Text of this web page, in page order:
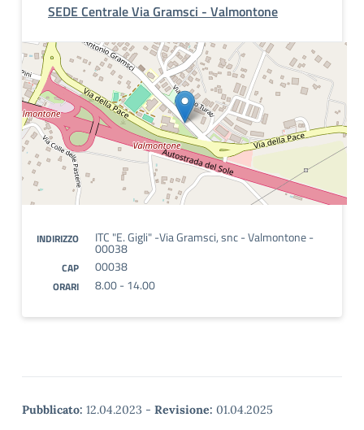
SEDE Centrale Via Gramsci - Valmontone
INDIRIZZO ITC "E. Gigli" -Via Gramsci, snc - Valmontone -
00038
CAP 00038
ORARI 8.00 - 14.00
Pubblicato: 12.04.2023 - Revisione: 01.04.2025